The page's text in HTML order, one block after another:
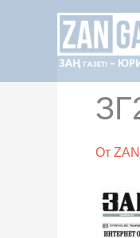
содержимому
От